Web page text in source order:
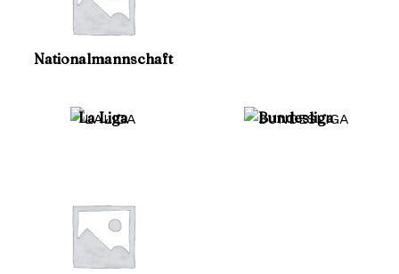
Nationalmannschaft
La Liga Bundesliga